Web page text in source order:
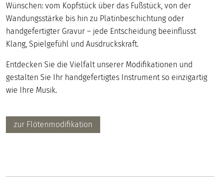
Wünschen: vom Kopfstück über das Fußstück, von der
Wandungsstärke bis hin zu Platinbeschichtung oder
handgefertigter Gravur – jede Entscheidung beeinflusst
Klang, Spielgefühl und Ausdruckskraft.
Entdecken Sie die Vielfalt unserer Modifikationen und
gestalten Sie Ihr handgefertigtes Instrument so einzigartig
wie Ihre Musik.
zur Flötenmodifikation